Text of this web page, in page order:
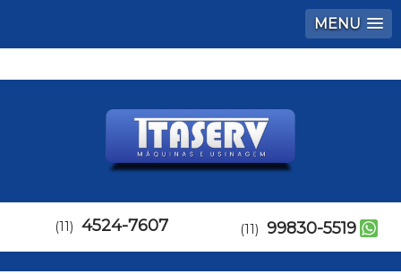
MENU
(11) 4524-7607 (11) 99830-5519